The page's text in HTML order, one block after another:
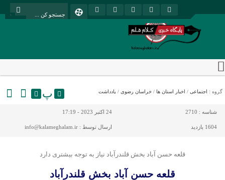
گروه : اجتماعی / اخبار استان ها / خراسان رضوی / یادداشت پ
شناسه : 2710 24 اکتبر 2023 - 17:19
1604 بازدید ارسال توسط :info@kalameghalam.ir
قلعه حسن آباد بخش قلندرآباد نیاز به توجه بیشتری دارد
قلعه حسن آباد بخش قلندرآباد